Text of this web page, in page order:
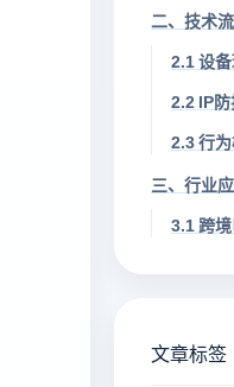
二、技术
2.1 设
2.2 IP
2.3 行
三、行业
3.1 跨
文章标签